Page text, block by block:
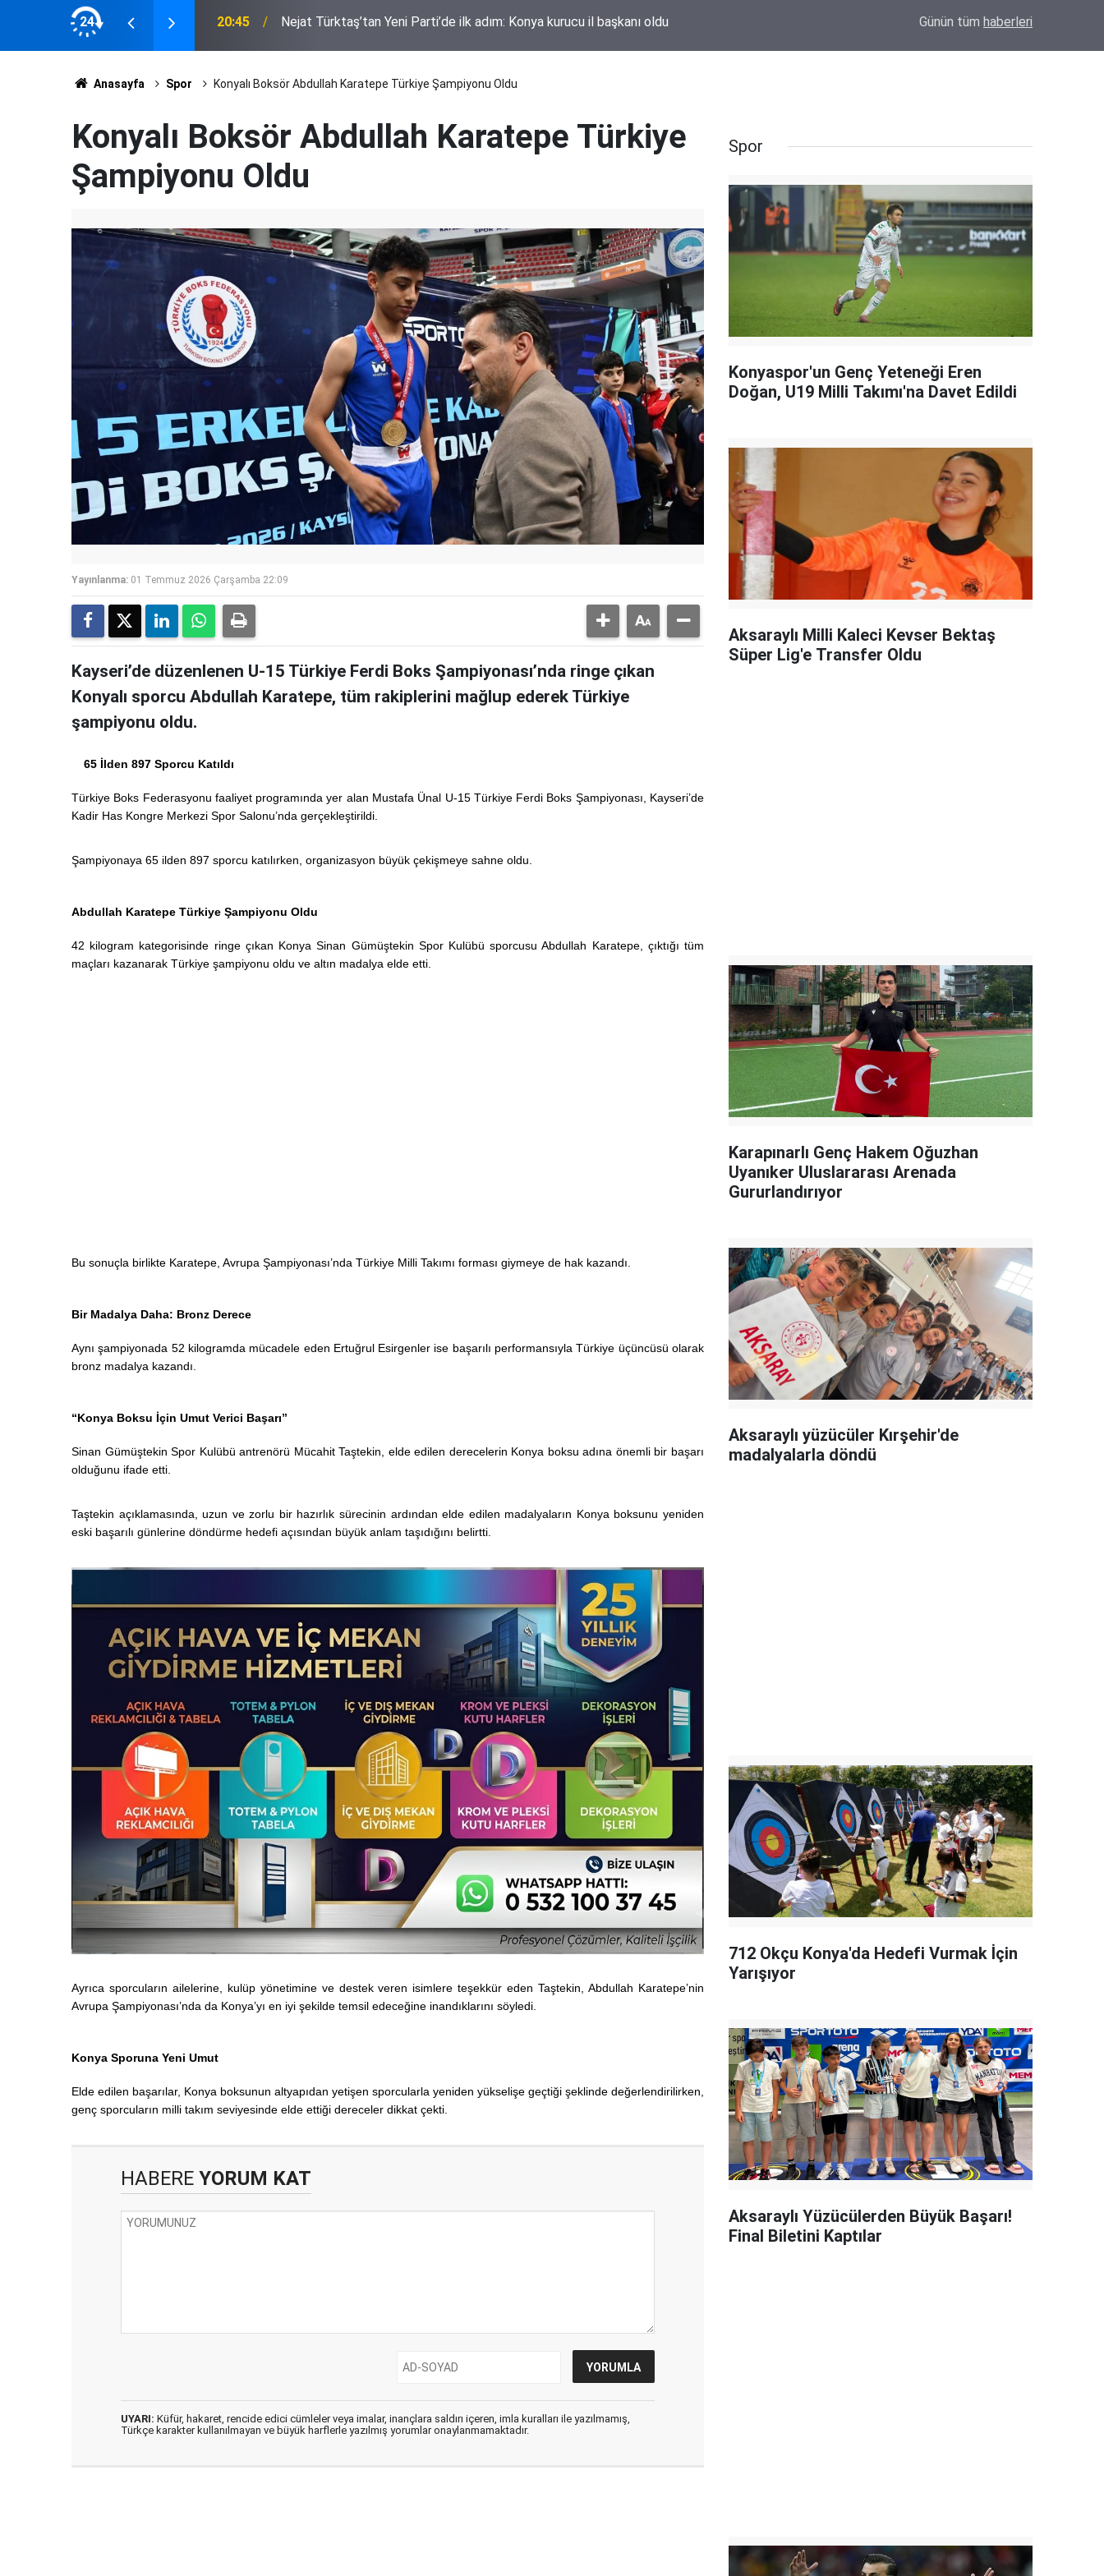
24
adamı, gönül insanıydı” 20:45 Nejat Türktaş’tan Yeni Parti’de ilk adım: Konya kurucu il başkanı oldu Eskil'in Komşu Beldesinden Bir Tuğgeneral
Günün tüm haberleri
Anasayfa Spor Konyalı Boksör Abdullah Karatepe Türkiye Şampiyonu Oldu
Konyalı Boksör Abdullah Karatepe Türkiye
Şampiyonu Oldu
Yayınlanma: 01 Temmuz 2026 Çarşamba 22:09
Kayseri’de düzenlenen U-15 Türkiye Ferdi Boks Şampiyonası’nda ringe çıkan
Konyalı sporcu Abdullah Karatepe, tüm rakiplerini mağlup ederek Türkiye
şampiyonu oldu.
65 İlden 897 Sporcu Katıldı
Türkiye Boks Federasyonu faaliyet programında yer alan Mustafa Ünal U-15 Türkiye Ferdi Boks Şampiyonası, Kayseri’de
Kadir Has Kongre Merkezi Spor Salonu’nda gerçekleştirildi.
Şampiyonaya 65 ilden 897 sporcu katılırken, organizasyon büyük çekişmeye sahne oldu.
Abdullah Karatepe Türkiye Şampiyonu Oldu
42 kilogram kategorisinde ringe çıkan Konya Sinan Gümüştekin Spor Kulübü sporcusu Abdullah Karatepe, çıktığı tüm
maçları kazanarak Türkiye şampiyonu oldu ve altın madalya elde etti.
Bu sonuçla birlikte Karatepe, Avrupa Şampiyonası’nda Türkiye Milli Takımı forması giymeye de hak kazandı.
Bir Madalya Daha: Bronz Derece
Aynı şampiyonada 52 kilogramda mücadele eden Ertuğrul Esirgenler ise başarılı performansıyla Türkiye üçüncüsü olarak
bronz madalya kazandı.
“Konya Boksu İçin Umut Verici Başarı”
Sinan Gümüştekin Spor Kulübü antrenörü Mücahit Taştekin, elde edilen derecelerin Konya boksu adına önemli bir başarı
olduğunu ifade etti.
Taştekin açıklamasında, uzun ve zorlu bir hazırlık sürecinin ardından elde edilen madalyaların Konya boksunu yeniden
eski başarılı günlerine döndürme hedefi açısından büyük anlam taşıdığını belirtti.
Ayrıca sporcuların ailelerine, kulüp yönetimine ve destek veren isimlere teşekkür eden Taştekin, Abdullah Karatepe’nin
Avrupa Şampiyonası’nda da Konya’yı en iyi şekilde temsil edeceğine inandıklarını söyledi.
Konya Sporuna Yeni Umut
Elde edilen başarılar, Konya boksunun altyapıdan yetişen sporcularla yeniden yükselişe geçtiği şeklinde değerlendirilirken,
genç sporcuların milli takım seviyesinde elde ettiği dereceler dikkat çekti.
HABERE YORUM KAT
UYARI: Küfür, hakaret, rencide edici cümleler veya imalar, inançlara saldırı içeren, imla kuralları ile yazılmamış,
Türkçe karakter kullanılmayan ve büyük harflerle yazılmış yorumlar onaylanmamaktadır.
Spor
Konyaspor'un Genç Yeteneği Eren
Doğan, U19 Milli Takımı'na Davet Edildi
Aksaraylı Milli Kaleci Kevser Bektaş
Süper Lig'e Transfer Oldu
Karapınarlı Genç Hakem Oğuzhan
Uyanıker Uluslararası Arenada
Gururlandırıyor
Aksaraylı yüzücüler Kırşehir'de
madalyalarla döndü
712 Okçu Konya'da Hedefi Vurmak İçin
Yarışıyor
Aksaraylı Yüzücülerden Büyük Başarı!
Final Biletini Kaptılar